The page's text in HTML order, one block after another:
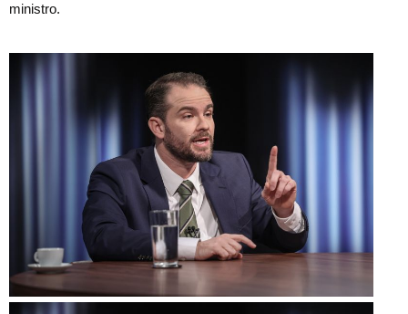
ministro.